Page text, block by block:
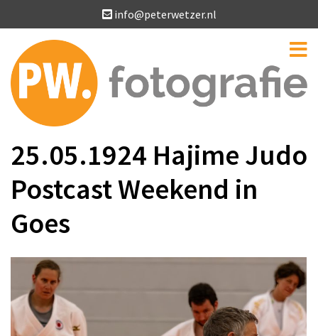
info@peterwetzer.nl
25.05.1924 Hajime Judo
Postcast Weekend in
Goes